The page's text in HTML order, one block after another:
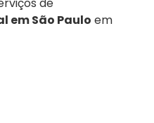
de
em São Paulo em